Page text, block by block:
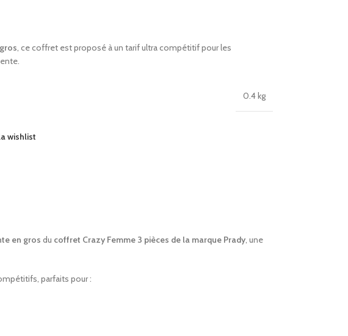
, ce coffret est proposé à un tarif ultra compétitif pour les
0.4 kg
wishlist
en gros du coffret Crazy Femme 3 pièces de la marque Prady, une
parfaits pour :